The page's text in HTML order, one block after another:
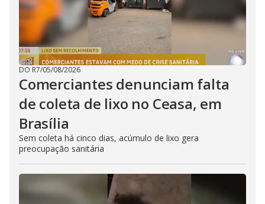
DO R7/05/08/2026
Comerciantes denunciam falta
de coleta de lixo no Ceasa, em
Brasília
Sem coleta há cinco dias, acúmulo de lixo gera
preocupação sanitária